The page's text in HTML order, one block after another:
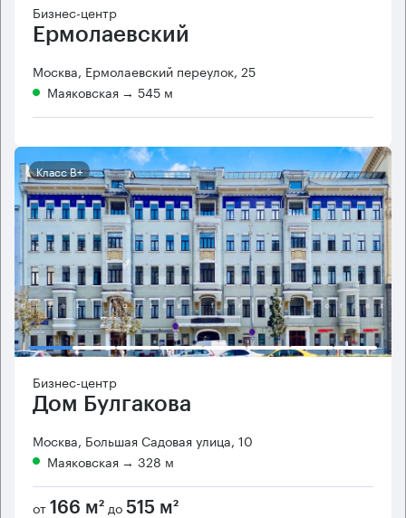
Бизнес-центр
Ермолаевский
Москва, Ермолаевский переулок, 25
Маяковская → 545 м
Класс B+
Бизнес-центр
Дом Булгакова
Москва, Большая Садовая улица, 10
Маяковская → 328 м
от 166 м² до 515 м²